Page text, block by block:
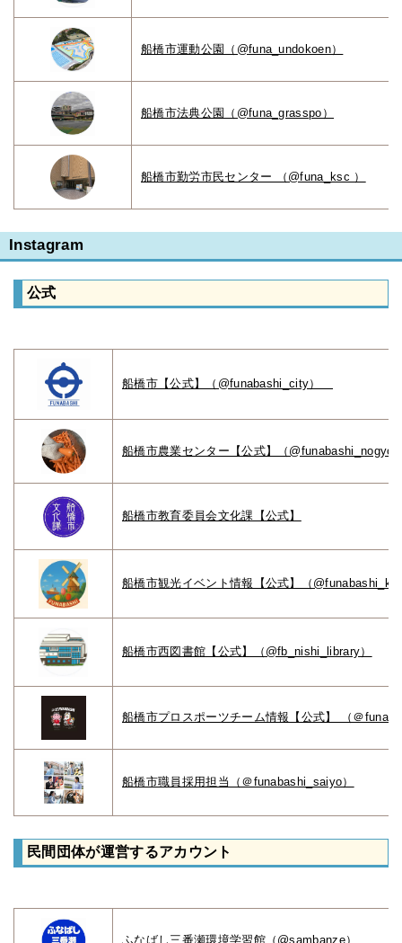
船橋市運動公園（@funa_undokoen）
船橋市法典公園（@funa_grasspo）
船橋市勤労市民センター （@funa_ksc ）
Instagram
公式
船橋市【公式】（@funabashi_city）
船橋市農業センター【公式】（
船橋市教育委員会文化課【公式】
船橋市観光イベント情報【公式】（
船橋市西図書館【公式】（@fb_nishi_library）
船橋市プロスポーツチーム情報【公式】 （＠
船橋市職員採用担当（＠funabashi_saiyo）
民間団体が運営するアカウント
ふなばし三番瀬環境学習館（@sambanze）